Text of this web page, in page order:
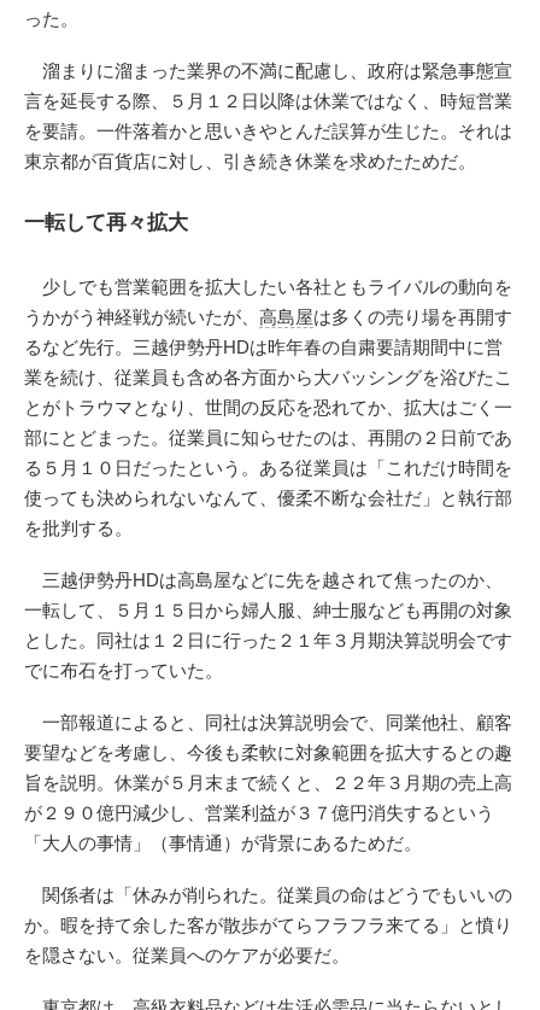
った。
溜まりに溜まった業界の不満に配慮し、政府は緊急事態宣
言を延長する際、５月１２日以降は休業ではなく、時短営業
を要請。一件落着かと思いきやとんだ誤算が生じた。それは
東京都が百貨店に対し、引き続き休業を求めたためだ。
一転して再々拡大
少しでも営業範囲を拡大したい各社ともライバルの動向を
うかがう神経戦が続いたが、 高島屋は多くの売り場を再開す
るなど先行。三越伊勢丹HDは昨年春の自粛要請期間中に営
業を続け、従業員も含め各方面から大バッシングを浴びたこ
とがトラウマとなり、世間の反応を恐れてか、拡大はごく一
部にとどまった。従業員に知らせたのは、再開の２日前であ
る５月１０日だったという。ある従業員は「これだけ時間を
使っても決められないなんて、優柔不断な会社だ」と執行部
を批判する。
三越伊勢丹HDは高島屋などに先を越されて焦ったのか、
一転して、５月１５日から婦人服、紳士服なども再開の対象
とした。同社は１２日に行った２１年３月期決算説明会です
でに布石を打っていた。
一部報道によると、同社は決算説明会で、同業他社、顧客
要望などを考慮し、今後も柔軟に対象範囲を拡大するとの趣
旨を説明。休業が５月末まで続くと、２２年３月期の売上高
が２９０億円減少し、営業利益が３７億円消失するという
「大人の事情」（事情通）が背景にあるためだ。
関係者は「休みが削られた。従業員の命はどうでもいいの
か。暇を持て余した客が散歩がてらフラフラ来てる」と憤り
を隠さない。従業員へのケアが必要だ。